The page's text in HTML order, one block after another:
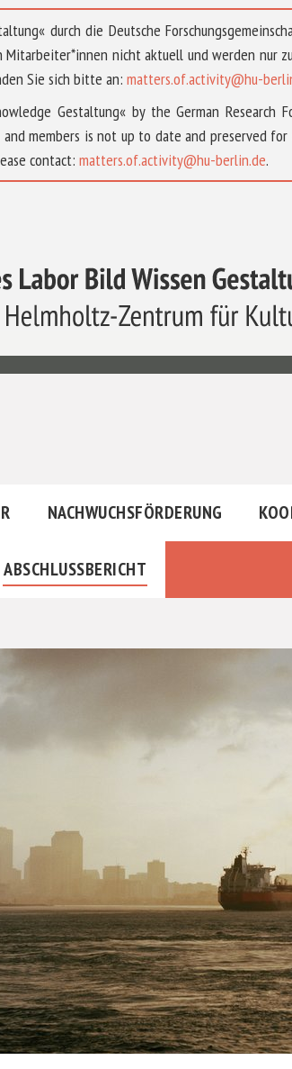
durch die Deutsche
Mitarbeiter*innen nicht aktuell und werden nur
Sie sich bitte an: matters.of.activity@hu-
Gestaltung« by the German Research
members is not up to date and preserved
contact: matters.of.activity@hu-berlin.de.
NACHWUCHSFÖRDERUNG
ABSCHLUSSBERICHT